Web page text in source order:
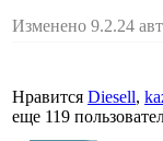
Изменено 9.2.24
Нравится Diesell,
еще 119